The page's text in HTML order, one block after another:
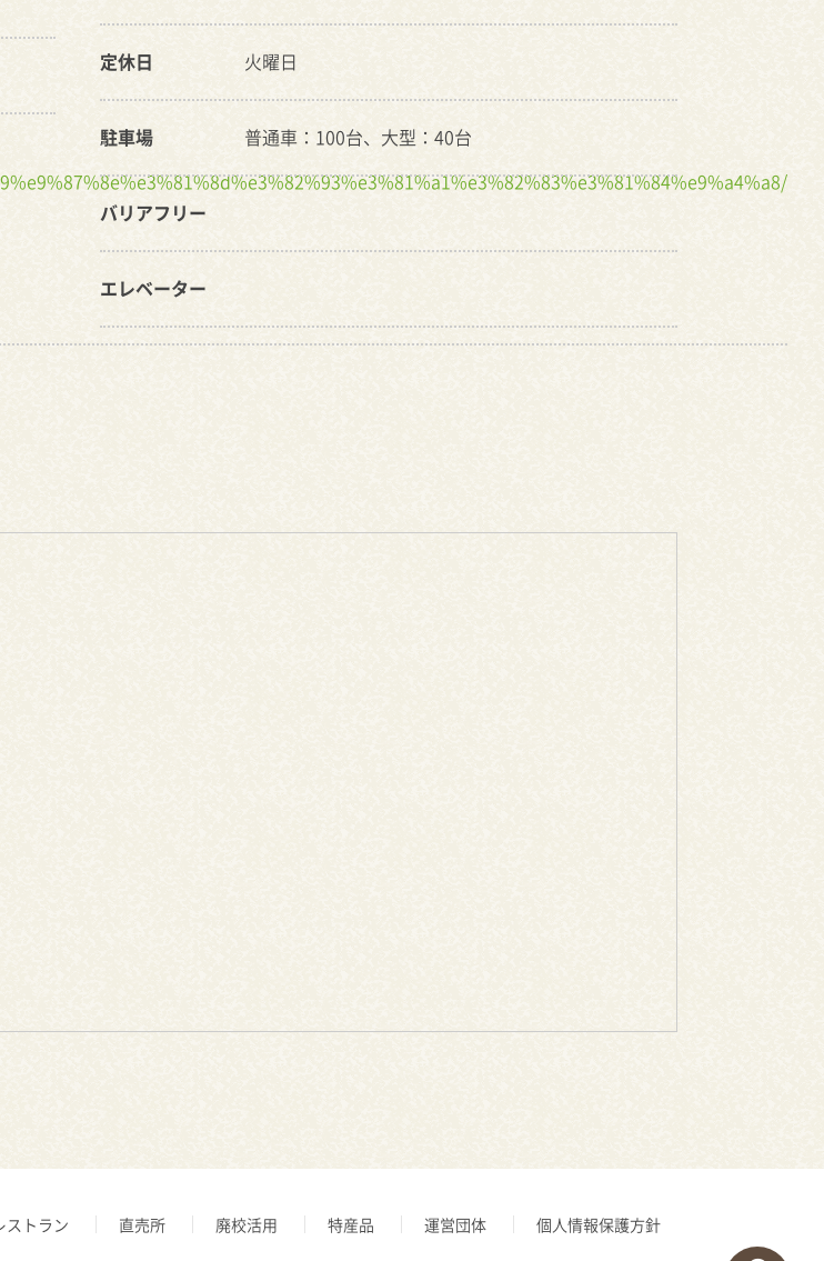
定休日 火曜日
駐車場 普通車：100台、大型：40台
バリアフリー
エレベーター
ストラン 直売所 廃校活用 特産品 運営団体 個人情報保護方針